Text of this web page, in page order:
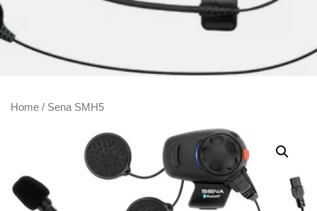
Home / Sena SMH5